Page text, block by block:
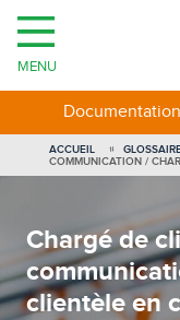
Chargé de
clientèle en
ACCUEIL
COMMUNICATION /
MENU
Documentation